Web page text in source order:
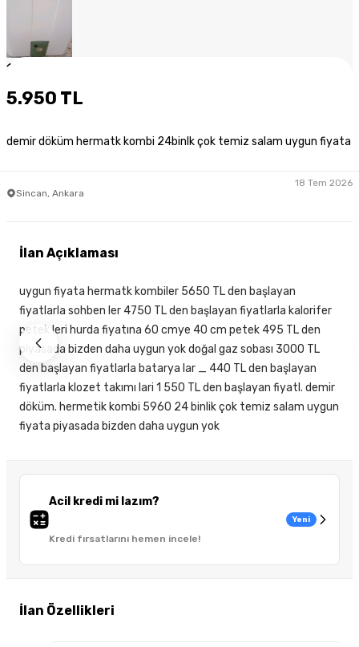
1
5.950 TL
demir döküm hermatk kombi 24binlk çok temiz salam uygun fiyata
Sincan, Ankara
18 Tem 2026
Acil kredi mi lazım?
Kredi fırsatlarını hemen incele!
Yeni
İlan Özellikleri
İlan Açıklaması
uygun fiyata hermatk kombiler 5650 TL den başlayan
fiyatlarla sohben ler 4750 TL den başlayan fiyatlarla kalorifer
petek leri hurda fiyatına 60 cmye 40 cm petek 495 TL den
piyasada bizden daha uygun yok doğal gaz sobası 3000 TL
den başlayan fiyatlarla batarya lar _ 440 TL den başlayan
fiyatlarla klozet takımı lari 1 550 TL den başlayan fiyatl. demir
döküm. hermetik kombi 5960 24 binlik çok temiz salam uygun
fiyata piyasada bizden daha uygun yok